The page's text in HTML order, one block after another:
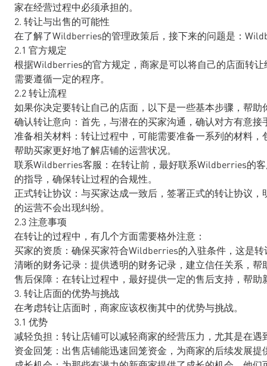
家在经营过程中必须承担的。
2. 转让与出售的可能性
在了解了Wildberries的管理政策后，接下来的问题是：
2.1 官方规定
根据Wildberries的官方规定，商家是可以将自己的店面转
需要遵循一定的程序。
2.2 转让流程
如果你决定要转让自己的店面，以下是一些基本步骤，帮助
确认转让意向：首先，与潜在的买家沟通，确认对方有意
准备相关材料：转让过程中，可能需要准备一系列的材料
帮助买家更好地了解店铺的运营状况。
联系Wildberries客服：在转让前，最好联系Wildberries的
的指导，确保转让过程的合规性。
正式转让协议：与买家达成一致后，签署正式的转让协议
的运营不会出现纠纷。
2.3 注意事项
在转让的过程中，有几个方面需要格外注意：
买家的资质：确保买家符合Wildberries的入驻条件，这是
清晰的财务记录：提供透明的财务记录，建立信任关系，帮
售后保障：在转让过程中，最好提供一定的售后支持，帮助
3. 转让店面的优势与挑战
在考虑转让店面时，商家应该权衡其中的优势与挑战。
3.1 优势
减轻负担：转让店铺可以减轻商家的经营压力，尤其是在
资金回笼：出售店铺能迅速回笼资金，为商家的后续发展提